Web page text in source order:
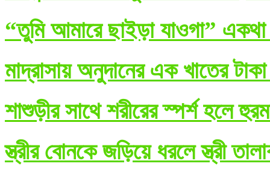
“তুমি আমারে ছাইড়া যাওগা” একথা
মাদ্রাসায় অনুদানের এক খাতের
শাশুড়ীর সাথে শরীরের স্পর্শ হলে
স্ত্রীর বোনকে জড়িয়ে ধরলে স্ত্রী